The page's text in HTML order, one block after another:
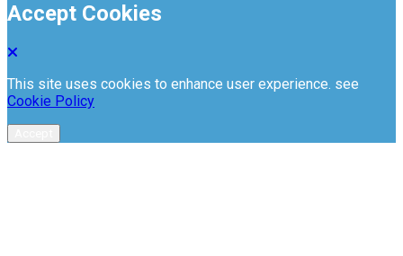
Accept Cookies
This site uses cookies to enhance user experience. see
Cookie Policy